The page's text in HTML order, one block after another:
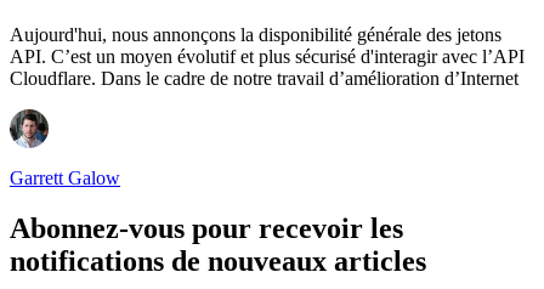
Aujourd'hui, nous annonçons la disponibilité générale des jetons
API. C’est un moyen évolutif et plus sécurisé d'interagir avec l’API
Cloudflare. Dans le cadre de notre travail d’amélioration d’Internet
Garrett Galow
Abonnez-vous pour recevoir les
notifications de nouveaux articles